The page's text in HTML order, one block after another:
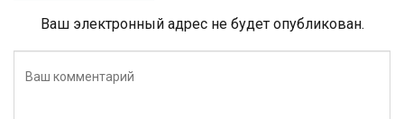
Ваш электронный адрес не будет опубликован.